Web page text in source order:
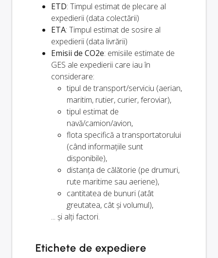
ETD: Timpul estimat de plecare al
expedierii (data colectării)
ETA: Timpul estimat de sosire al
expedierii (data livrării)
Emisii de CO2e: emisiile estimate de
GES ale expedierii care iau în
considerare:
tipul de transport/serviciu (aerian,
maritim, rutier, curier, feroviar),
tipul estimat de
navă/camion/avion,
flota specifică a transportatorului
(când informațiile sunt
disponibile),
distanța de călătorie (pe drumuri,
rute maritime sau aeriene),
cantitatea de bunuri (atât
greutatea, cât și volumul),
... și alți factori.
Etichete de expediere